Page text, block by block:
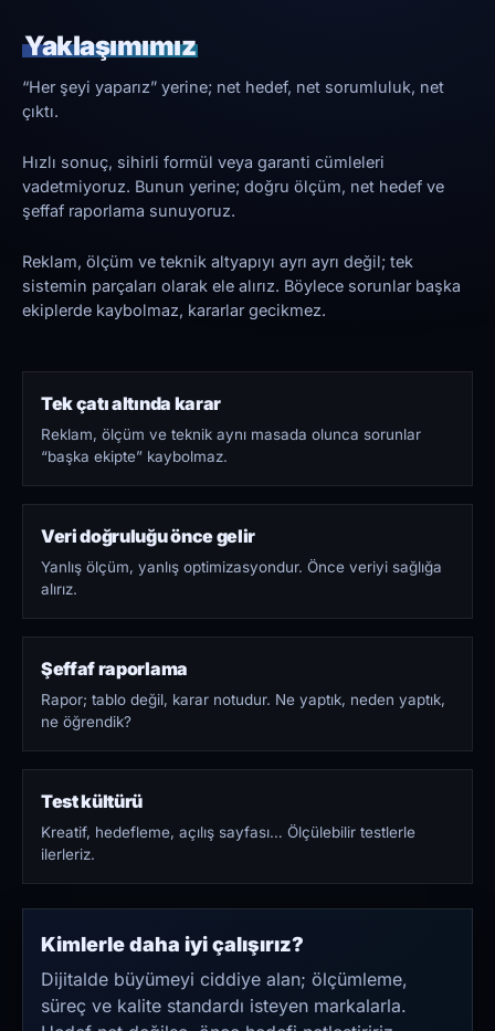
Yaklaşımımız
“Her şeyi yaparız” yerine; net hedef, net sorumluluk, net
çıktı.
Hızlı sonuç, sihirli formül veya garanti cümleleri
vadetmiyoruz. Bunun yerine; doğru ölçüm, net hedef ve
şeffaf raporlama sunuyoruz.
Reklam, ölçüm ve teknik altyapıyı ayrı ayrı değil; tek
sistemin parçaları olarak ele alırız. Böylece sorunlar başka
ekiplerde kaybolmaz, kararlar gecikmez.
Tek çatı altında karar
Reklam, ölçüm ve teknik aynı masada olunca sorunlar
“başka ekipte” kaybolmaz.
Veri doğruluğu önce gelir
Yanlış ölçüm, yanlış optimizasyondur. Önce veriyi sağlığa
alırız.
Şeffaf raporlama
Rapor; tablo değil, karar notudur. Ne yaptık, neden yaptık,
ne öğrendik?
Test kültürü
Kreatif, hedefleme, açılış sayfası… Ölçülebilir testlerle
ilerleriz.
Kimlerle daha iyi çalışırız?
Dijitalde büyümeyi ciddiye alan; ölçümleme,
süreç ve kalite standardı isteyen markalarla.